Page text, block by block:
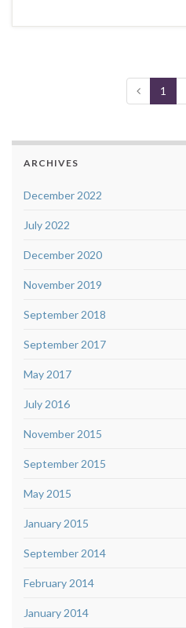
1
ARCHIVES
December 2022
July 2022
December 2020
November 2019
September 2018
September 2017
May 2017
July 2016
November 2015
September 2015
May 2015
January 2015
September 2014
February 2014
January 2014